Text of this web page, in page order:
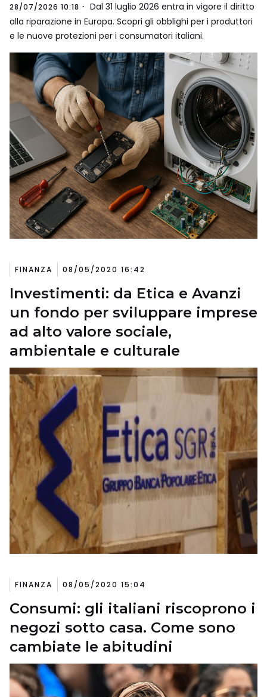
28/07/2026 10:18
Dal 31 luglio 2026 entra in vigore il diritto
alla riparazione in Europa. Scopri gli obblighi per i produttori
e le nuove protezioni per i consumatori italiani.
FINANZA 08/05/2020 16:42
Investimenti: da Etica e Avanzi
un fondo per sviluppare imprese
ad alto valore sociale,
ambientale e culturale
FINANZA 08/05/2020 15:04
Consumi: gli italiani riscoprono i
negozi sotto casa. Come sono
cambiate le abitudini